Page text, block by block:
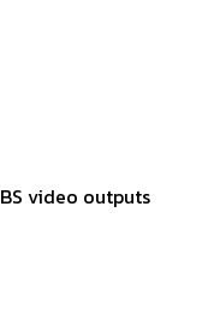
video outputs